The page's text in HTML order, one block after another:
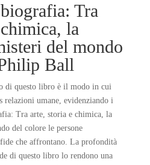
Tra
la
del mondo
Ball
di questo libro è il modo in cui
relazioni umane, evidenziando i
Tra arte, storia e chimica, la
del colore le persone
che affrontano. La profondità
di questo libro lo rendono una